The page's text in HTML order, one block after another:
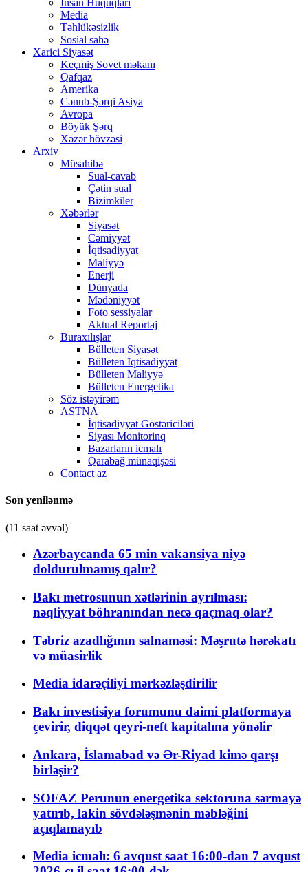
İnsan Hüquqları
Media
Təhlükəsizlik
Sosial sahə
Xarici Siyasət
Keçmiş Sovet məkanı
Qafqaz
Amerika
Cənub-Şərqi Asiya
Avropa
Böyük Şərq
Xəzər hövzəsi
Arxiv
Müsahibə
Sual-cavab
Çətin sual
Bizimkiler
Xəbərlər
Siyasət
Cəmiyyət
İqtisadiyyat
Maliyyə
Enerji
Dünyada
Mədəniyyət
Foto sessiyalar
Aktual Reportaj
Buraxılışlar
Bülleten Siyasət
Bülleten İqtisadiyyat
Bülleten Maliyyə
Bülleten Energetika
Söz istəyirəm
ASTNA
İqtisadiyyat Göstəriciləri
Siyası Monitorinq
Bazarların icmalı
Qarabağ münaqişəsi
Contact az
Son yenilənmə
(11 saat əvvəl)
Azərbaycanda 65 min vakansiya niyə
doldurulmamış qalır?
Bakı metrosunun xətlərinin ayrılması:
nəqliyyat böhranından necə qaçmaq olar?
Təbriz azadlığının salnaməsi: Məşrutə hərəkatı
və müasirlik
Media idarəçiliyi mərkəzləşdirilir
Bakı investisiya forumunu daimi platformaya
çevirir, diqqət qeyri-neft kapitalına yönəlir
Ankara, İslamabad və Ər-Riyad kimə qarşı
birləşir?
SOFAZ Perunun energetika sektoruna sərmayə
yatırıb, lakin sövdələşmənin məbləğini
açıqlamayıb
Media icmalı: 6 avqust saat 16:00-dan 7 avqust